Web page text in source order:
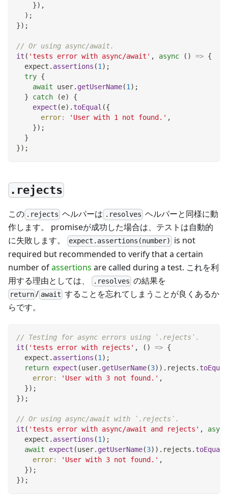
}) ,
) ;
}) ;
// Or using async/await.
it ( 'tests error with async/await' , async ( ) => {
  expect
. assertions (1 ) ;
try {
await user. getUserName(1 ) ;
}
catch (e)
{
expect (e) . toEqual ({
error: 'User with 1 not found.' ,
}) ;
}
}) ;
.rejects
この .rejects ヘルパーは .resolves ヘルパーと同様に動
作します。 promiseが成功した場合は、テストは自動的
に失敗します。
expect.assertions(number)
is not
required but recommended to verify that a certain
number ofassertions are called during a test. これを利
用する理由としては、
.resolves の結果を
return / await することを忘れてしまうことが良くあるか
らです。
// Testing for async errors using `.rejects`.
it ( 'tests error with rejects' , ( ) => {
  expect
. assertions (1 ) ;
return expect (user. getUserName(3) ) . rejects . toEqual
error: 'User with 3 not found.' ,
}) ;
}) ;
// Or using async/await with `.rejects`.
it ( 'tests error with async/await and rejects' ,
async
  expect
. assertions (1 ) ;
await
expect (user. getUserName(3) ) . rejects . toEqual
error: 'User with 3 not found.' ,
}) ;
}) ;